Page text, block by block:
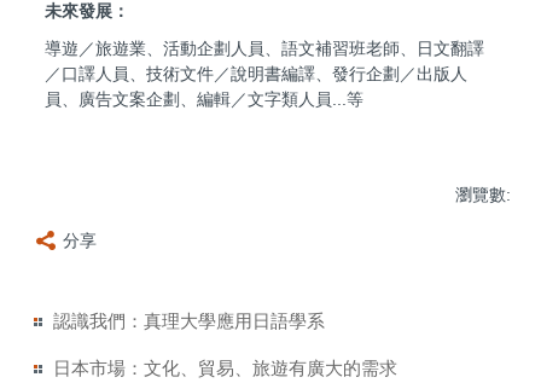
未來發展：
導遊／旅遊業、活動企劃人員、語文補習班老師、日文翻譯
／口譯人員、技術文件／說明書編譯、發行企劃／出版人
員、廣告文案企劃、編輯／文字類人員...等
瀏覽數:
分享
認識我們：真理大學應用日語學系
日本市場：文化、貿易、旅遊有廣大的需求